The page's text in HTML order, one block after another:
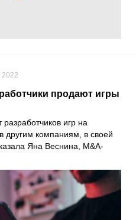
2022
продают игры
игр на
другим компаниям, в своей
Яна Веснина , M&A-